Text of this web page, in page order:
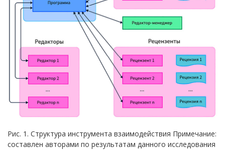
Рис. 1. Структура инструмента взаимодействия Примечание:
составлен авторами по результатам данного исследования